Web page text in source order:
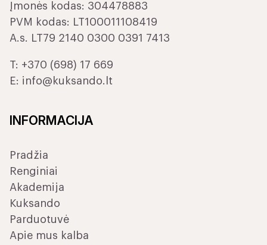
Įmonės kodas: 304478883
PVM kodas: LT100011108419
A.s. LT79 2140 0300 0391 7413
T: +370 (698) 17 669
E: info@kuksando.lt
INFORMACIJA
Pradžia
Renginiai
Akademija
Kuksando
Parduotuvė
Apie mus kalba